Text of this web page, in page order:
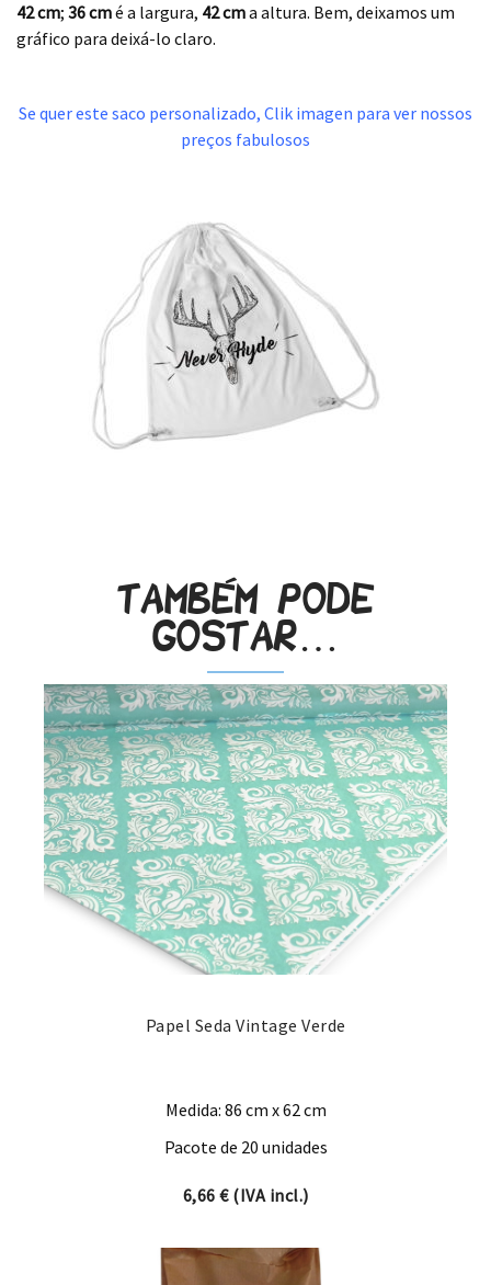
42 cm; 36 cmé a largura, 42 cma altura. Bem, deixamos um
gráfico para deixá-lo claro.
Se quer este saco personalizado, Clik imagen para ver nossos
preços fabulosos
Também pode
gostar…
Papel Seda Vintage Verde
Medida: 86 cm x 62 cm
Pacote de 20 unidades
6,66 €(IVA incl.)